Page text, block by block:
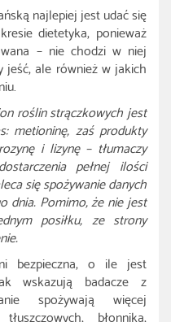
najlepiej jest udać się
dietetyka, ponieważ
– nie chodzi w niej
ale również w jakich
roślin strączkowych jest
metioninę, zaś produkty
i lizynę – tłumaczy
pełnej ilości
się spożywanie danych
dnia. Pomimo, że nie jest
posiłku, ze strony
bezpieczna, o ile jest
wskazują badacze z
spożywają więcej
błonnika,